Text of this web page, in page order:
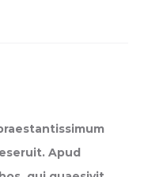
Apud